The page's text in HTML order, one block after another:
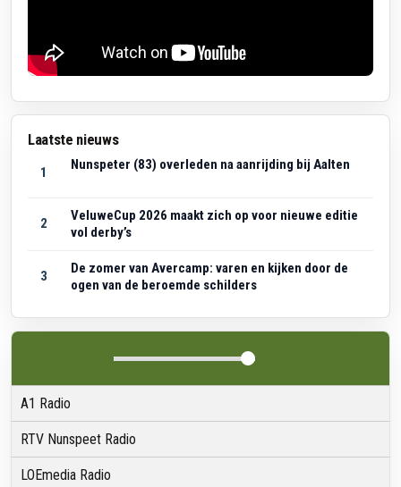
Laatste nieuws
1 Nunspeter (83) overleden na aanrijding bij Aalten
2
VeluweCup 2026 maakt zich op voor nieuwe editie
vol derby’s
3
De zomer van Avercamp: varen en kijken door de
ogen van de beroemde schilders
A1 Radio
RTV Nunspeet Radio
LOEmedia Radio